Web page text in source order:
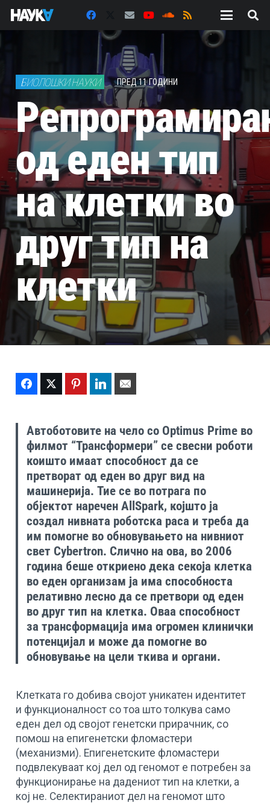
БИОЛОШКИ НАУКИ ПРЕД 11 ГОДИНИ
од еден тип
на клетки во
друг тип на
клетки
FacebookTwitter PinterestLinkedIn
Автоботовите на чело со Optimus Prime во
филмот “Трансформери” се свесни роботи
коишто имаат способност да се
претворат од еден во друг вид на
машинерија. Тие се во потрага по
објектот наречен AllSpark, којшто ја
создал нивната роботска раса и треба да
им помогне во обновувањето на нивниот
свет Cybertron. Слично на ова, во 2006
година беше откриено дека секоја клетка
во еден организам ја има способноста
релативно лесно да се претвори од еден
во друг тип на клетка. Оваа способност
за трансформација има огромен клинички
потенцијал и може да помогне во
обновување на цели ткива и органи.
Клетката го добива својот уникатен идентитет
и функционалност со тоа што толкува само
еден дел од својот генетски прирачник, со
помош на епигенетски фломастери
(механизми). Епигенетските фломастери
подвлекуваат кој дел од геномот е потребен за
функционирање на дадениот тип на клетки, а
кој не. Селектираниот дел на геномот што